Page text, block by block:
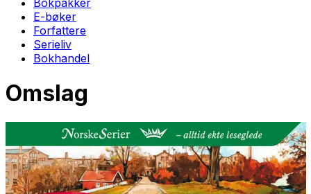
Bokpakker
E-bøker
Forfattere
Serieliv
Bokhandel
Omslag